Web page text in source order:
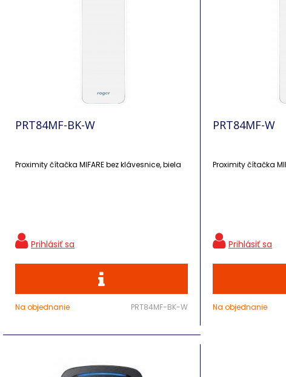
PRT84MF-BK-W
Proximity čítačka MIFARE bez klávesnice, biela
Na objednanie PRT84MF-BK-W
PRT84MF-W
Proximity čítačka
Na objednanie